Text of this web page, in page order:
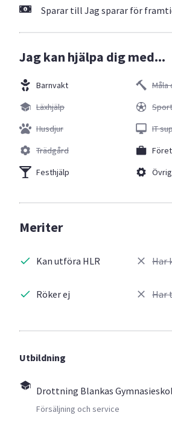
Sparar till Jag sparar för
Jag kan hjälpa dig med...
Barnvakt
Läxhjälp
Husdjur
Trädgård
Festhjälp
Måla
IT
Meriter
Kan utföra HLR
Röker ej
Har
Har
Utbildning
Drottning Blankas
Försäljning och service